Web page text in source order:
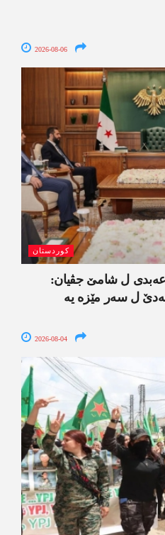
2026-08-06
کوردستان
ل شامێ جڤیان:
ل سەر مێزە یە
2026-08-04